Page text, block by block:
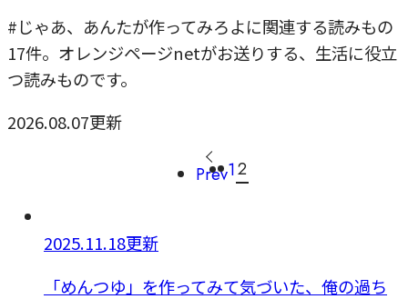
#じゃあ、あんたが作ってみろよに関連する読みもの
17件。オレンジページnetがお送りする、生活に役立
つ読みものです。
2026.08.07更新
Prev12
2025.11.18更新
「めんつゆ」を作ってみて気づいた、俺の過ち